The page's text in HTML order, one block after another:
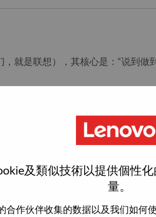
及類似技術以提供個性
量。
合作伙伴收集的数据以及我们如何
，就是联想），其核心是：“说到做
头，位列《财富》世界500强第
为每一个可能” 的公司愿景，联想在
计算能力，现已拥有包括人工智能
决方案和服务在内的完整产品路线
服务器、存储、边缘计算、高性能
新一起，共同为世界各地的人们成
交易所上市（港交所：992）（美国